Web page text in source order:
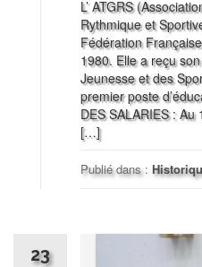
L’ ATGRS
Rythmique et
Fédération
1980. Elle a reçu
Jeunesse et des
premier poste
DES SALARIES : Au
[…]
Publié dans :
23